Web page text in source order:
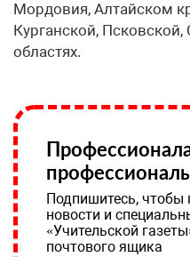
Мордовия, Алтайском
Курганской,
областях.
Подпишитесь, чтобы
новости и
«Учительской
почтового ящика